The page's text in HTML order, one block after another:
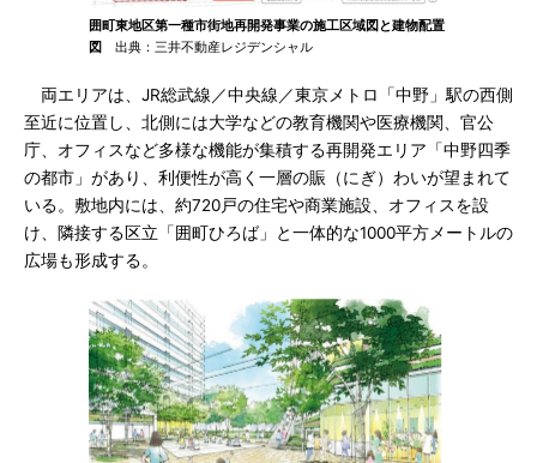
囲町東地区第一種市街地再開発事業の施工区域図と建物配置
図
出典：三井不動産レジデンシャル
両エリアは、JR総武線／中央線／東京メトロ「中野」駅の西側
至近に位置し、北側には大学などの教育機関や医療機関、官公
庁、オフィスなど多様な機能が集積する再開発エリア「中野四季
の都市」があり、利便性が高く一層の賑（にぎ）わいが望まれて
いる。敷地内には、約720戸の住宅や商業施設、オフィスを設
け、隣接する区立「囲町ひろば」と一体的な1000平方メートルの
広場も形成する。